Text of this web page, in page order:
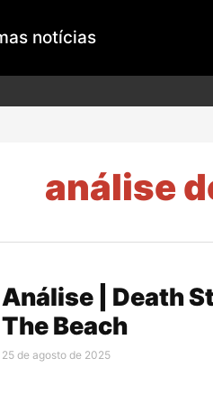
notícias
análise
Análise | Death
The Beach
25 de agosto de 2025